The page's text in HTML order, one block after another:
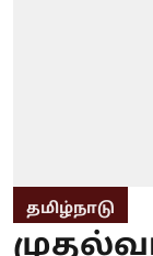
தமிழ்நாடு